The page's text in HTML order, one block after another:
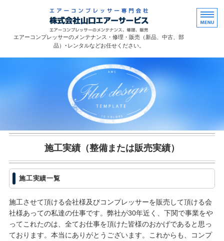
コンプレッサーの
エアーコンプレッサーのメンテナンス・修理・販売（新品、中古、部
品）･レンタルなどお任せください。
会社概要
お問い合わせ施工実績（整備または販売実績）
施工実績一覧
施工させて頂ける会社様及びコンプレッサーを販売して頂ける会
社様あっての私達の仕事です。弊社が30年近く、下関で事業をや
ってこれたのは、全てお仕事を頂けた皆様のおかげであると思っ
ております。本当にありがとうございます。これからも、コンプ